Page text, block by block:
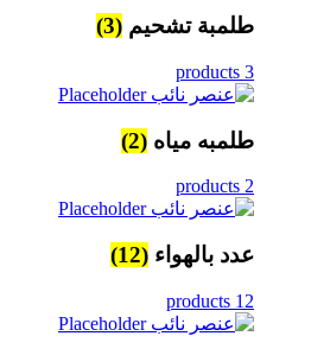
طلمبة تشحيم (3)
3 products
طلمبه مياه (2)
2 products
عدد بالهواء (12)
12 products